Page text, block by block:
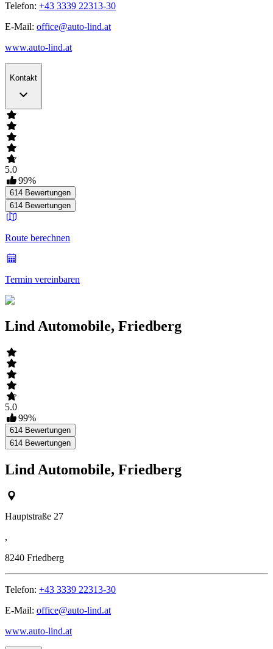
Telefon: +43 3339 22313-30
E-Mail: office@auto-lind.at
www.auto-lind.at
Kontakt
5.0
99%
614 Bewertungen
614 Bewertungen
Route berechnen
Termin vereinbaren
Lind Automobile, Friedberg
5.0
99%
614 Bewertungen
614 Bewertungen
Lind Automobile, Friedberg
Hauptstraße 27
,
8240 Friedberg
Telefon: +43 3339 22313-30
E-Mail: office@auto-lind.at
www.auto-lind.at